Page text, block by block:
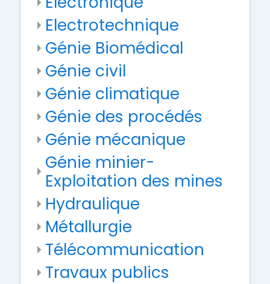
Electrotechnique
Génie Biomédical
Génie civil
Génie climatique
Génie des procédés
Génie mécanique
Génie minier-
Exploitation des mines
Hydraulique
Métallurgie
Télécommunication
Travaux publics